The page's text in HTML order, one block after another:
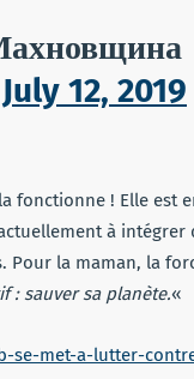
July 12, 2019
fonctionne ! Elle
à
Pour la maman, la
: sauver sa planète.«
se-met-a-lutter-